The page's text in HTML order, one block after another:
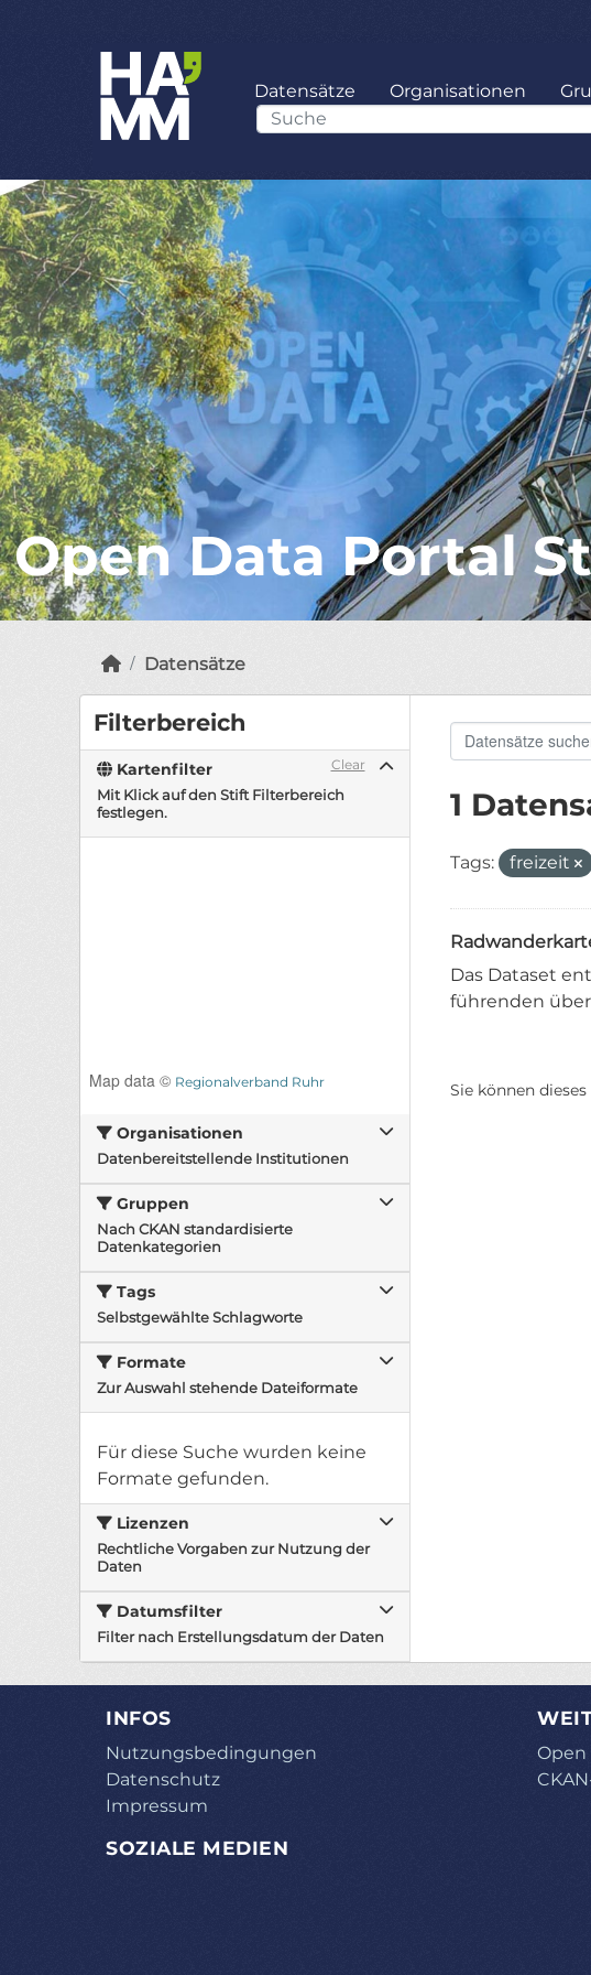
Datensätze Organisationen
Open Data Portal
Datensätze
Filterbereich
Clear
Kartenfilter
Mit Klick auf den Stift Filterbereich
festlegen.
Map data © Regionalverband Ruhr
Organisationen
Datenbereitstellende Institutionen
Gruppen
Nach CKAN standardisierte
Datenkategorien
Tags
Selbstgewählte Schlagworte
Formate
Zur Auswahl stehende Dateiformate
Für diese Suche wurden keine
Formate gefunden.
Lizenzen
Rechtliche Vorgaben zur Nutzung der
Daten
Datumsfilter
Filter nach Erstellungsdatum der Daten
1
Tags: freizeit
Das Dataset
führenden
Sie können
INFOS
Nutzungsbedingungen
Datenschutz
Impressum
Open
SOZIALE MEDIEN